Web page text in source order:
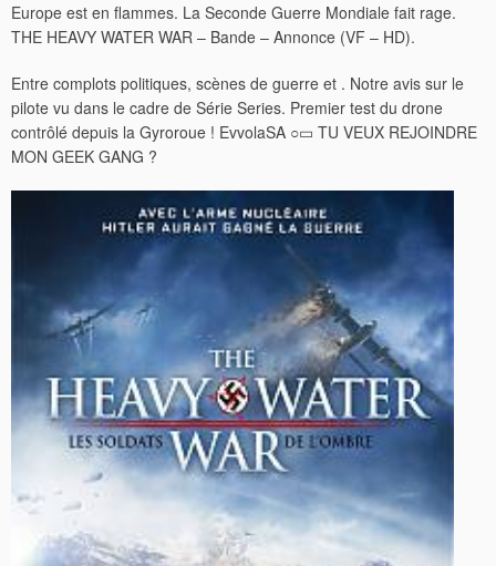
Europe est en flammes. La Seconde Guerre Mondiale fait rage.
THE HEAVY WATER WAR – Bande – Annonce (VF – HD).
Entre complots politiques, scènes de guerre et . Notre avis sur le
pilote vu dans le cadre de Série Series. Premier test du drone
contrôlé depuis la Gyroroue ! EvvolaSA ○▭ TU VEUX REJOINDRE
MON GEEK GANG ?